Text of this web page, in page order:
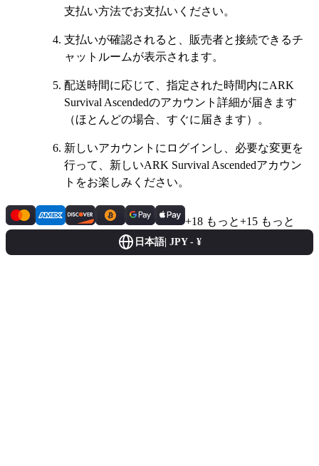
支払い方法でお支払いください。
支払いが確認されると、販売者と接続できるチ
ャットルームが表示されます。
配送時間に応じて、指定された時間内にARK
Survival Ascendedのアカウント詳細が届きます
（ほとんどの場合、すぐに届きます）。
新しいアカウントにログインし、必要な変更を
行って、新しいARK Survival Ascendedアカウン
トをお楽しみください。
+18 もっと+15 もっと
日本語| JPY - ¥